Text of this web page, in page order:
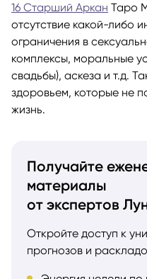
16 Старший Аркан Таро
отсутствие какой-либо
ограничения в
комплексы, моральные
свадьбы), аскеза и т.д.
здоровьем, которые не
жизнь.
Получайте
материалы
от экспертов
Откройте доступ к
прогнозов и